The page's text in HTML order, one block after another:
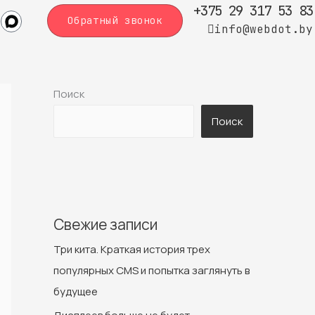
Обратный звонок
+375 29 317 53 83
info@webdot.by
Поиск
Поиск
Свежие записи
Три кита. Краткая история трех
популярных CMS и попытка заглянуть в
будущее